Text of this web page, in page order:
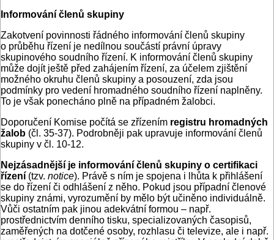
Informování členů skupiny
Zakotvení povinnosti řádného informování členů skupiny
o průběhu řízení je nedílnou součástí právní úpravy
skupinového soudního řízení. K informování členů skupiny
může dojít ještě před zahájením řízení, za účelem zjištění
možného okruhu členů skupiny a posouzení, zda jsou
podmínky pro vedení hromadného soudního řízení naplněny.
To je však ponecháno plně na případném žalobci.
Doporučení Komise počítá se zřízením registru hromadných
žalob (čl. 35-37). Podrobněji pak upravuje informování členů
skupiny v čl. 10-12.
Nejzásadnější je informování členů skupiny o certifikaci
řízení (tzv. notice). Právě s ním je spojena i lhůta k přihlášení
se do řízení či odhlášení z něho. Pokud jsou případní členové
skupiny známi, vyrozumění by mělo být učiněno individuálně.
Vůči ostatním pak jinou adekvátní formou – např.
prostřednictvím denního tisku, specializovaných časopisů,
zaměřených na dotčené osoby, rozhlasu či televize, ale i např.